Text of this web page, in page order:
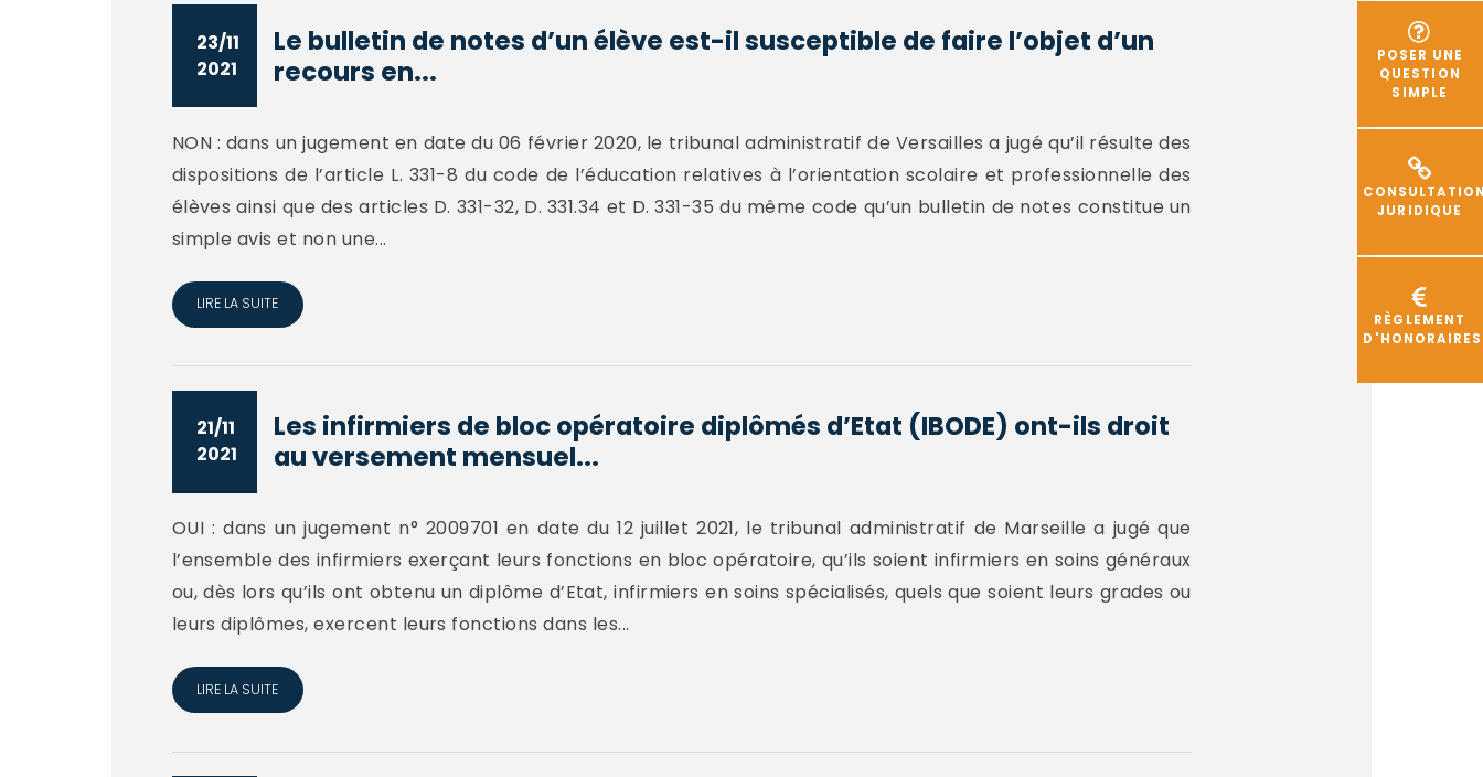
POSER UNE
QUESTION
SIMPLE
JURIDIQUE
RÈGLEMENT
D'HONORAIRES
23/11
2021
Le bulletin de notes d’un élève est-il susceptible de faire l’objet d’un
recours en...
NON : dans un jugement en date du 06 février 2020, le tribunal administratif de Versailles a jugé qu’il résulte des
dispositions de l’article L. 331-8 du code de l’éducation relatives à l’orientation scolaire et professionnelle des
élèves ainsi que des articles D. 331-32, D. 331.34 et D. 331-35 du même code qu’un bulletin de notes constitue un
simple avis et non une...
LIRE LA SUITE
21/11
2021
Les infirmiers de bloc opératoire diplômés d’Etat (IBODE) ont-ils droit
au versement mensuel...
OUI : dans un jugement n° 2009701 en date du 12 juillet 2021, le tribunal administratif de Marseille a jugé que
l’ensemble des infirmiers exerçant leurs fonctions en bloc opératoire, qu’ils soient infirmiers en soins généraux
ou, dès lors qu’ils ont obtenu un diplôme d’Etat, infirmiers en soins spécialisés, quels que soient leurs grades ou
leurs diplômes, exercent leurs fonctions dans les...
LIRE LA SUITE